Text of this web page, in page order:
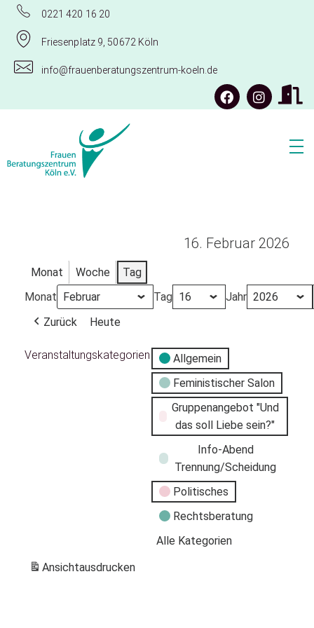
0221 420 16 20
Friesenplatz 9, 50672 Köln
info@frauenberatungszentrum-koeln.de
16. Februar 2026
Monat Woche
Tag
Monat
Tag
Jahr
Zurück
Heute
Veranstaltungskategorien
Allgemein
Feministischer Salon
Gruppenangebot "Und
das soll Liebe sein?"
Info-Abend
Trennung/Scheidung
Politisches
Rechtsberatung
Alle Kategorien
Ansichtausdrucken